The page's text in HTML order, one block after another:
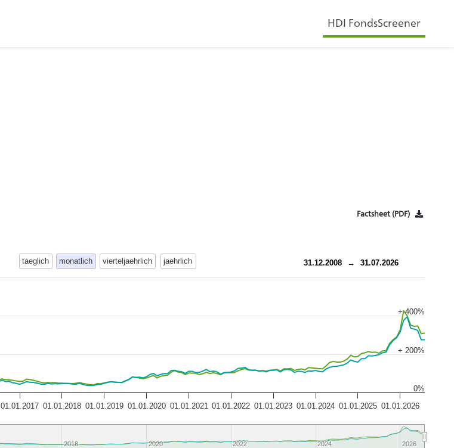
HDI FondsScreener
Factsheet (PDF)
taeglich monatlich vierteljaehrlich jaehrlich 31.12.2008 → 31.07.2026
01.01.2017 01.01.2018 01.01.2019 01.01.2020 01.01.2021 01.01.2022 01.01.2023 01.01.2024 01.01.2025 01.01.2026
2018
2018 2020
2020 2022
2022 2024
2024 2026
2026
0%
+ 200%
+ 400%